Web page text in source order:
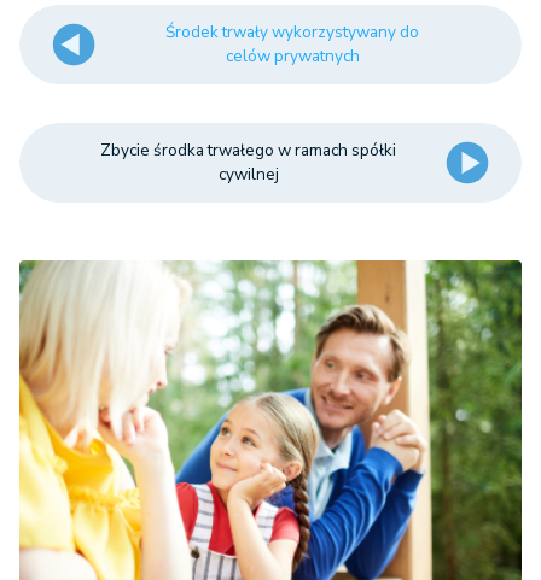
Środek trwały wykorzystywany do
celów prywatnych
Zbycie środka trwałego w ramach spółki
cywilnej